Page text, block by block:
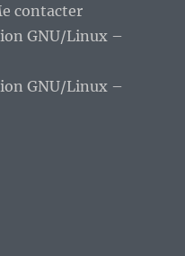
contacter
GNU/Linux –
GNU/Linux –